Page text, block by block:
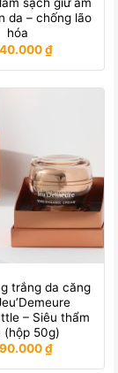
sạch giữ ẩm
da – chống lão
hóa
₫
trắng da căng
– Siêu thẩm
(hộp 50g)
₫